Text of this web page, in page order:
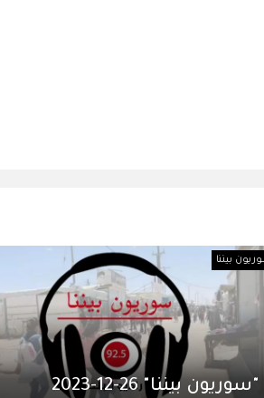
بيننا
"سوريون بيننا" 26-12-2023